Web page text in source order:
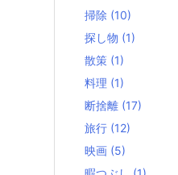
掃除 (10)
探し物 (1)
散策 (1)
料理 (1)
断捨離 (17)
旅行 (12)
映画 (5)